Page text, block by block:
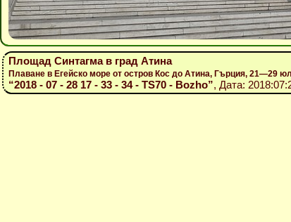
Площад Синтагма в град Атина
Плаване в Егейско море от остров Кос до Атина, Гърция, 21—29
“2018 - 07 - 28 17 - 33 - 34 - TS70 - Bozho”, Дата: